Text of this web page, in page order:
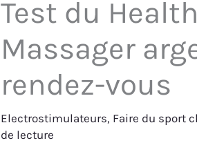
Test du
Massager
rendez-vous
Electrostimulateurs, Faire du sport
de lecture